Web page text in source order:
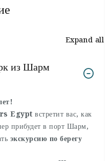
Expand all
из Шарм
Egypt встретит вас, как
прибудет в порт Шарм,
экскурсию по берегу